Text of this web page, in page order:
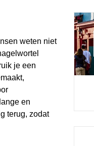
weten niet
je een
en
terug, zodat